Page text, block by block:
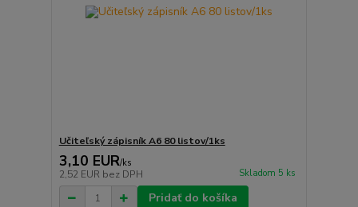
Učiteľský zápisník A6 80 listov/1ks
3,10 EUR/ks
2,52 EUR bez DPH Skladom 5 ks
Pridať do košíka